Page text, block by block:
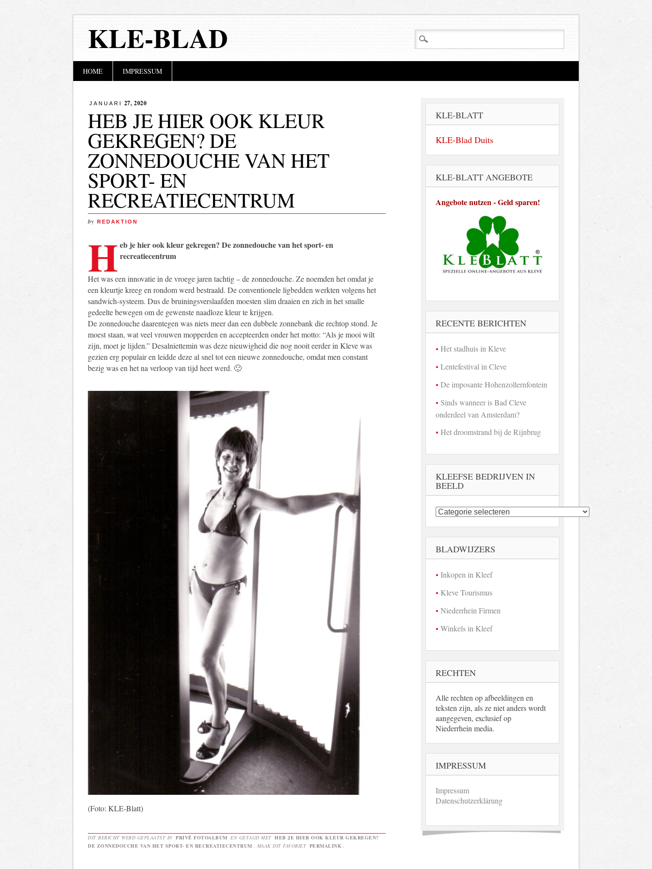
KLE-BLAD
Hoofdmenu
HOME IMPRESSUM
JANUARI 27, 2020
HEB JE HIER OOK KLEUR
GEKREGEN? DE
ZONNEDOUCHE VAN HET
SPORT- EN
RECREATIECENTRUM
by REDAKTION
H eb je hier ook kleur gekregen? De zonnedouche van het sport- en
recreatiecentrum
Het was een innovatie in de vroege jaren tachtig – de zonnedouche. Ze noemden het omdat je
een kleurtje kreeg en rondom werd bestraald. De conventionele ligbedden werkten volgens het
sandwich-systeem. Dus de bruiningsverslaafden moesten slim draaien en zich in het smalle
gedeelte bewegen om de gewenste naadloze kleur te krijgen.
De zonnedouche daarentegen was niets meer dan een dubbele zonnebank die rechtop stond. Je
moest staan, wat veel vrouwen mopperden en accepteerden onder het motto: “Als je mooi wilt
zijn, moet je lijden.” Desalniettemin was deze nieuwigheid die nog nooit eerder in Kleve was
gezien erg populair en leidde deze al snel tot een nieuwe zonnedouche, omdat men constant
bezig was en het na verloop van tijd heet werd. 🙂
(Foto: KLE-Blatt)
DIT BERICHT WERD GEPLAATST IN PRIVÉ FOTOALBUM EN GETAGD MET HEB JE HIER OOK KLEUR GEKREGEN?
DE ZONNEDOUCHE VAN HET SPORT- EN RECREATIECENTRUM
. MAAK DIT FAVORIET PERMALINK
KLE-BLATT
KLE-Blad Duits
KLE-BLATT ANGEBOTE
Angebote nutzen - Geld sparen!
RECENTE BERICHTEN
Het stadhuis in Kleve
Lentefestival in Cleve
De imposante Hohenzollernfontein
Sinds wanneer is Bad Cleve
onderdeel van Amsterdam?
Het droomstrand bij de Rijnbrug
KLEEFSE BEDRIJVEN IN
BEELD
Kleefse
bedrijven
beeld
BLADWIJZERS
Inkopen in Kleef
Kleve Tourismus
Niederrhein Firmen
Winkels in Kleef
RECHTEN
Alle rechten op afbeeldingen en
teksten zijn, als ze niet anders wordt
aangegeven, exclusief op
Niederrhein media.
IMPRESSUM
Impressum
Datenschutzerklärung